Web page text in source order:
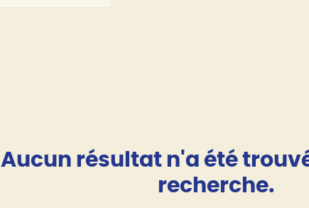
Aucun résultat n'a été
recherche.